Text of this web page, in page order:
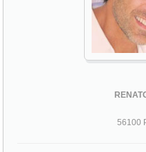
56100